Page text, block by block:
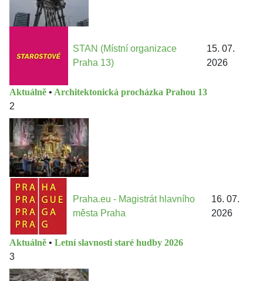
STAN (Místní organizace
Praha 13)
15. 07.
2026
Aktuálně • Architektonická procházka Prahou 13
2
Praha.eu - Magistrát hlavního
města Praha
16. 07.
2026
Aktuálně • Letní slavnosti staré hudby 2026
3